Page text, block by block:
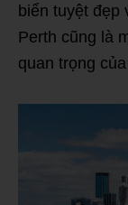
biển tuyệt đẹp
Perth cũng là
quan trọng